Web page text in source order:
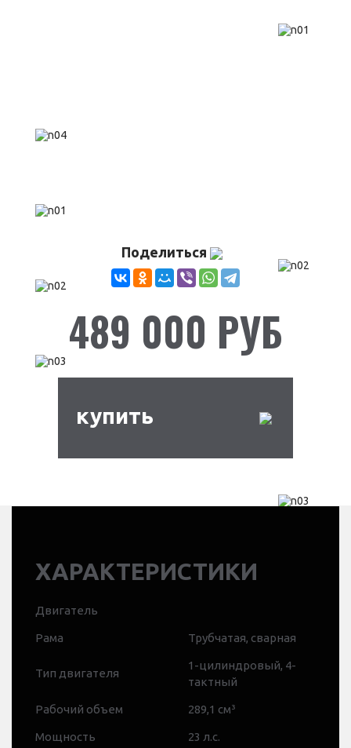
489 000 РУБ
купить
Поделиться
ХАРАКТЕРИСТИКИ
Двигатель
Рама Трубчатая, сварная
Тип двигателя
1-цилиндровый, 4-
тактный
Рабочий объем 289,1 см³
Мощность 23 л.с.